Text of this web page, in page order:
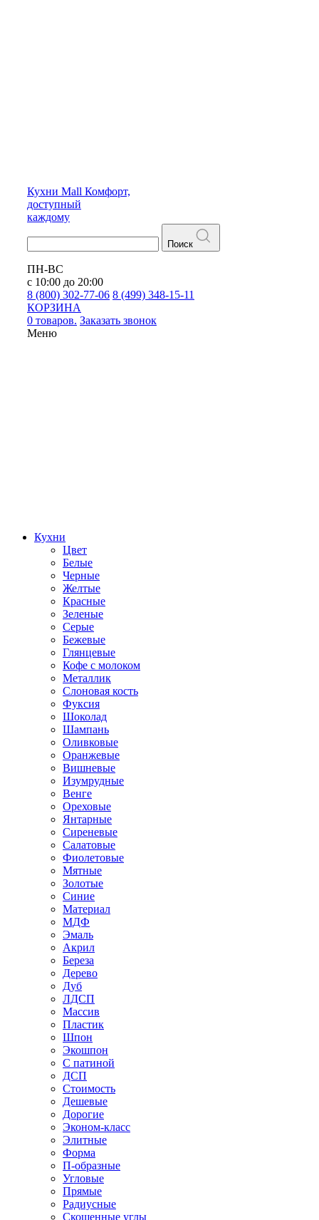
Кухни Mall Комфорт,
доступный
каждому
Поиск
ПН-ВС
с 10:00 до 20:00
8 (800) 302-77-06 8 (499) 348-15-11
КОРЗИНА
0 товаров. Заказать звонок
Меню
Кухни
Цвет
Белые
Черные
Желтые
Красные
Зеленые
Серые
Бежевые
Глянцевые
Кофе с молоком
Металлик
Слоновая кость
Фуксия
Шоколад
Шампань
Оливковые
Оранжевые
Вишневые
Изумрудные
Венге
Ореховые
Янтарные
Сиреневые
Салатовые
Фиолетовые
Мятные
Золотые
Синие
Материал
МДФ
Эмаль
Акрил
Береза
Дерево
Дуб
ЛДСП
Массив
Пластик
Шпон
Экошпон
С патиной
ДСП
Стоимость
Дешевые
Дорогие
Эконом-класс
Элитные
Форма
П-образные
Угловые
Прямые
Радиусные
Скошенные углы